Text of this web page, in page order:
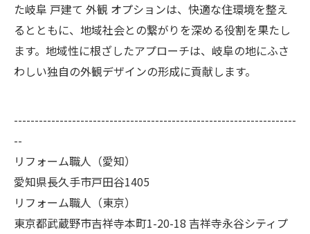
た岐阜 戸建て 外観 オプションは、快適な住環境を整え
るとともに、地域社会との繋がりを深める役割を果たし
ます。地域性に根ざしたアプローチは、岐阜の地にふさ
わしい独自の外観デザインの形成に貢献します。
--------------------------------------------------------------------
--
リフォーム職人（愛知）
愛知県長久手市戸田谷1405
リフォーム職人（東京）
東京都武蔵野市吉祥寺本町1-20-18 吉祥寺永谷シティプ